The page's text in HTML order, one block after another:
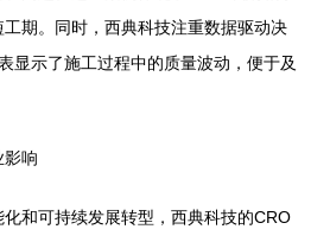
期。同时，西典科技注重数据驱动决
显示了施工过程中的质量波动，便于及
影响
和可持续发展转型，西典科技的CRO